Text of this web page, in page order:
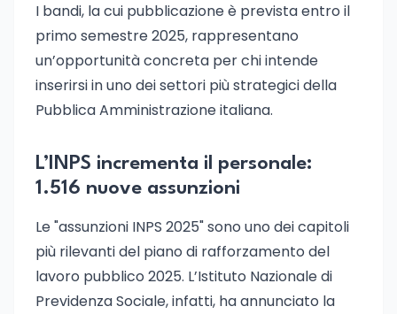
I bandi, la cui pubblicazione è prevista entro il
primo semestre 2025, rappresentano
un’opportunità concreta per chi intende
inserirsi in uno dei settori più strategici della
Pubblica Amministrazione italiana.
L’INPS incrementa il personale:
1.516 nuove assunzioni
Le "assunzioni INPS 2025" sono uno dei capitoli
più rilevanti del piano di rafforzamento del
lavoro pubblico 2025. L’Istituto Nazionale di
Previdenza Sociale, infatti, ha annunciato la